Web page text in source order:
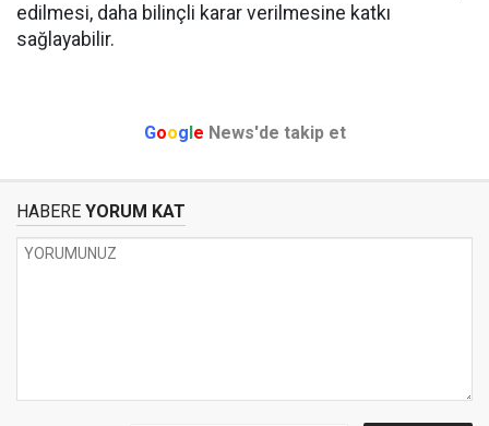
edilmesi, daha bilinçli karar verilmesine katkı
sağlayabilir.
Goog e News'de takip et
HABERE YORUM KAT